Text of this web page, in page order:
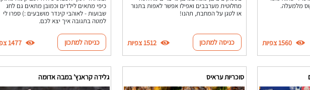
מלמעלה.
1560 צפיות
מחלוטית מערבבים ואפילו אפשר לאפות בתנור
או לטגן על המחבת, תהנו!
כניסה למתכון 1512 צפיות
כיפי מתאים לילדים וכמובן מתאים גם לחג
שבועות - לאוהבי קינדר מושבעים :) ספרו לי
למטה בתגובה איך יצא לכם.
כניסה למתכון 1477 צפיות
סוכריות עראיס גלידה קראנץ' במבה אדומה